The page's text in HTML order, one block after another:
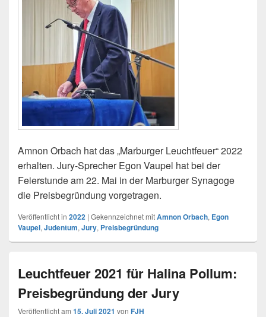
Amnon Orbach hat das „Marburger Leuchtfeuer“ 2022
erhalten. Jury-Sprecher Egon Vaupel hat bei der
Feierstunde am 22. Mai in der Marburger Synagoge
die Preisbegründung vorgetragen.
Veröffentlicht in 2022 | Gekennzeichnet mitAmnon Orbach, Egon
Vaupel, Judentum, Jury, Preisbegründung
Leuchtfeuer 2021 für Halina Pollum:
Preisbegründung der Jury
Veröffentlicht am 15. Juli 2021 von FJH